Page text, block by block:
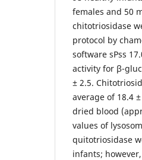
females and 50
chitotriosidase
protocol by
software sPss
activity for β-
± 2.5.
average of 18.4
dried blood
values of
quitotriosidase
infants;